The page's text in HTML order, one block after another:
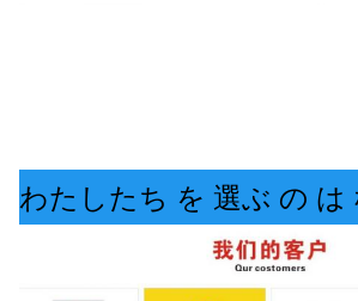
わたしたち を 選ぶ の は